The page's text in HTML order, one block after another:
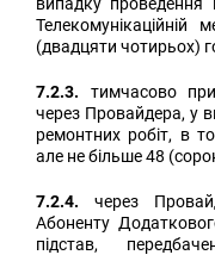
(двадцяти чотирьох)
7.2.3. тимчасово
через Провайдера, у
ремонтних робіт, в
але не більше 48
7.2.4. через
Абоненту
підстав,